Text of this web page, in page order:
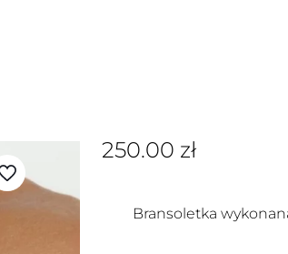
250.00 zł
Bransoletka